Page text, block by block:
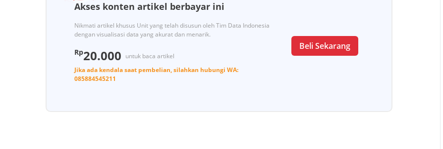
Akses konten artikel berbayar ini
Nikmati artikel khusus Unit yang telah disusun oleh Tim Data Indonesia
dengan visualisasi data yang akurat dan menarik.
Rp20.000 untuk baca artikel
Jika ada kendala saat pembelian, silahkan hubungi WA:
085884545211
Beli Sekarang